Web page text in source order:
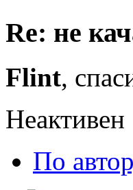
Re: не
Flint,
Неактивен
По